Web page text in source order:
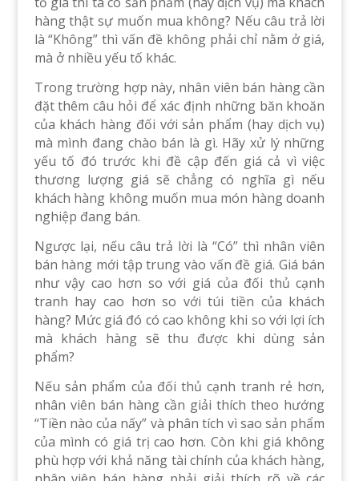
hàng thật sự muốn mua không? Nếu câu trả lời
là “Không” thì vấn đề không phải chỉ nằm ở giá,
mà ở nhiều yếu tố khác.
Trong trường hợp này, nhân viên bán hàng cần
đặt thêm câu hỏi để xác định những băn khoăn
của khách hàng đối với sản phẩm (hay dịch vụ)
mà mình đang chào bán là gì. Hãy xử lý những
yếu tố đó trước khi đề cập đến giá cả vì việc
thương lượng giá sẽ chẳng có nghĩa gì nếu
khách hàng không muốn mua món hàng doanh
nghiệp đang bán.
Ngược lại, nếu câu trả lời là “Có” thì nhân viên
bán hàng mới tập trung vào vấn đề giá. Giá bán
như vậy cao hơn so với giá của đối thủ cạnh
tranh hay cao hơn so với túi tiền của khách
hàng? Mức giá đó có cao không khi so với lợi ích
mà khách hàng sẽ thu được khi dùng sản
phẩm?
Nếu sản phẩm của đối thủ cạnh tranh rẻ hơn,
nhân viên bán hàng cần giải thích theo hướng
“Tiền nào của nấy” và phân tích vì sao sản phẩm
của mình có giá trị cao hơn. Còn khi giá không
phù hợp với khả năng tài chính của khách hàng,